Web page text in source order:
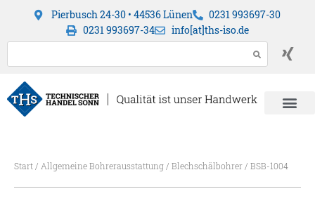
Pierbusch 24-30 • 44536 Lünen
0231 993697-30
0231 993697-34
info[at]ths-iso.de
Start/ Allgemeine Bohrerausstattung/ Blechschälbohrer/ BSB-1004